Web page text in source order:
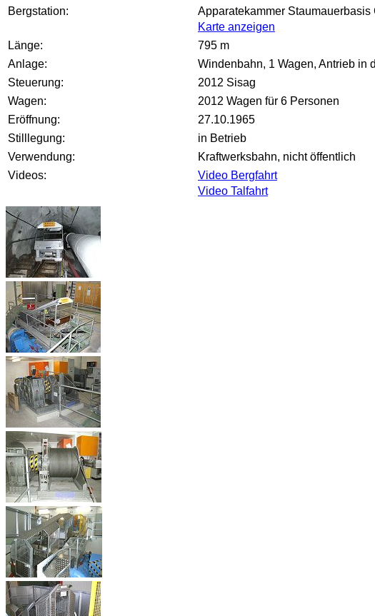
Bergstation:
Apparatekammer Staumauerbasis
Karte anzeigen
Länge:
795 m
Anlage:
Windenbahn, 1 Wagen, Antrieb in
Steuerung:
2012 Sisag
Wagen:
2012 Wagen für 6 Personen
Eröffnung:
27.10.1965
Stilllegung:
in Betrieb
Verwendung:
Kraftwerksbahn, nicht öffentlich
Videos:
Video Bergfahrt
Video Talfahrt